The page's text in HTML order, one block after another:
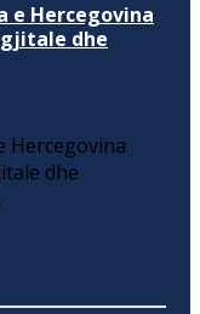
e Hercegovina
dhe
Hercegovina
dhe